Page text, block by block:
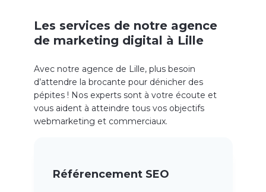
Les services de notre agence
de marketing digital à Lille
Avec notre agence de Lille, plus besoin
d’attendre la brocante pour dénicher des
pépites ! Nos experts sont à votre écoute et
vous aident à atteindre tous vos objectifs
webmarketing et commerciaux.
Référencement SEO